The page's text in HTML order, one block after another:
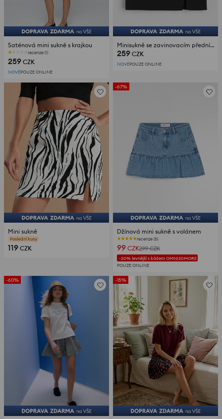
Saténová mini sukně s krajkou
recenze (1)
259 CZK
NOVÉPOUZE ONLINE
Minisukně se zavinovacím předním dílem a páskem
259 CZK
NOVÉPOUZE ONLINE
Mini sukně
recenze (44)
119 CZK
-67%
Džínová mini sukně s volánem
recenze (5)
99 CZK299 CZK
-20% levnější s kódem OMNI20MORE
POUZE ONLINE
-60% -15%